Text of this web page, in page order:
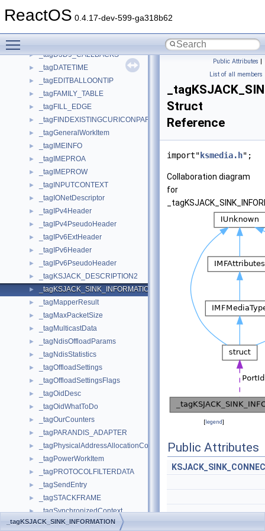
ReactOS 0.4.17-dev-599-ga318b62
► _tagConfigurationEntries
► _tagD3D9_CALLBACKS
► _tagDATETIME
► _tagEDITBALLOONTIP
► _tagFAMILY_TABLE
► _tagFILL_EDGE
► _tagFINDEXISTINGCURICONPARAM
► _tagGeneralWorkItem
► _tagIMEINFO
► _tagIMEPROA
► _tagIMEPROW
► _tagINPUTCONTEXT
► _tagIONetDescriptor
► _tagIPv4Header
► _tagIPv4PseudoHeader
► _tagIPv6ExtHeader
► _tagIPv6Header
► _tagIPv6PseudoHeader
► _tagKSJACK_DESCRIPTION2
► _tagKSJACK_SINK_INFORMATION
► _tagMapperResult
► _tagMaxPacketSize
► _tagMulticastData
► _tagNdisOffloadParams
► _tagNdisStatistics
► _tagOffloadSettings
► _tagOffloadSettingsFlags
► _tagOidDesc
► _tagOidWhatToDo
► _tagOurCounters
► _tagPARANDIS_ADAPTER
► _tagPhysicalAddressAllocationContext
► _tagPowerWorkItem
► _tagPROTOCOLFILTERDATA
► _tagSendEntry
► _tagSTACKFRAME
► _tagSynchronizedContext
► _tagTCPHeader
Public Attributes |
List of all members
Struct
Reference
import" ksmedia.h";
Collaboration diagram
for
[legend]
Public Attributes
_tagKSJACK_SINK_INFORMATION